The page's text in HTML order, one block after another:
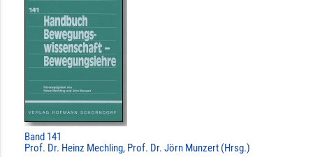
Band 141
Prof. Dr. Heinz Mechling, Prof. Dr. Jörn Munzert (Hrsg.)